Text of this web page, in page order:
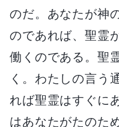
のだ。あなたが神
のであれば、聖霊
働くのである。聖
く。わたしの言う
れば聖霊はすぐに
はあなたがたのた